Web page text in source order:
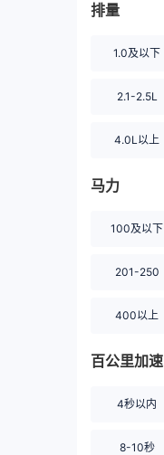
排量
1.0及以下
2.1-2.5L
4.0L以上
马力
100及以下
201-250
400以上
百公里加速
4秒以内
8-10秒